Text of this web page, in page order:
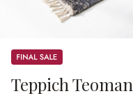
Sale
Teppich Teoman